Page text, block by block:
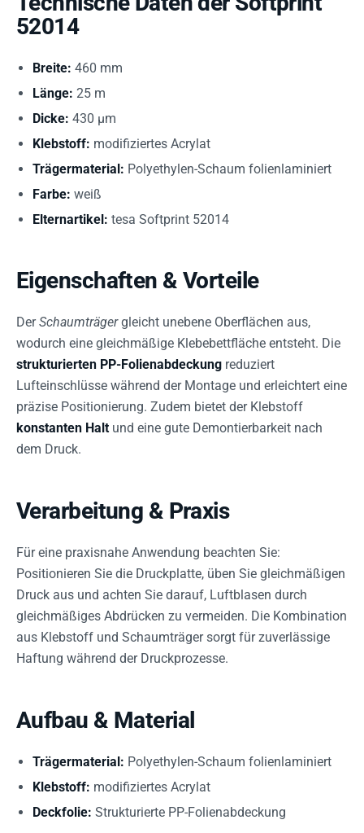
52014
Breite: 460 mm
Länge: 25 m
Dicke: 430 µm
Klebstoff: modifiziertes Acrylat
Trägermaterial: Polyethylen-Schaum folienlaminiert
Farbe: weiß
Elternartikel: tesa Softprint 52014
Eigenschaften & Vorteile
DerSchaumträgergleicht unebene Oberflächen aus,
wodurch eine gleichmäßige Klebebettfläche entsteht. Die
strukturierten PP-Folienabdeckung reduziert
Lufteinschlüsse während der Montage und erleichtert eine
präzise Positionierung. Zudem bietet der Klebstoff
konstanten Halt und eine gute Demontierbarkeit nach
dem Druck.
Verarbeitung & Praxis
Für eine praxisnahe Anwendung beachten Sie:
Positionieren Sie die Druckplatte, üben Sie gleichmäßigen
Druck aus und achten Sie darauf, Luftblasen durch
gleichmäßiges Abdrücken zu vermeiden. Die Kombination
aus Klebstoff und Schaumträger sorgt für zuverlässige
Haftung während der Druckprozesse.
Aufbau & Material
Trägermaterial: Polyethylen-Schaum folienlaminiert
Klebstoff: modifiziertes Acrylat
Deckfolie: Strukturierte PP-Folienabdeckung